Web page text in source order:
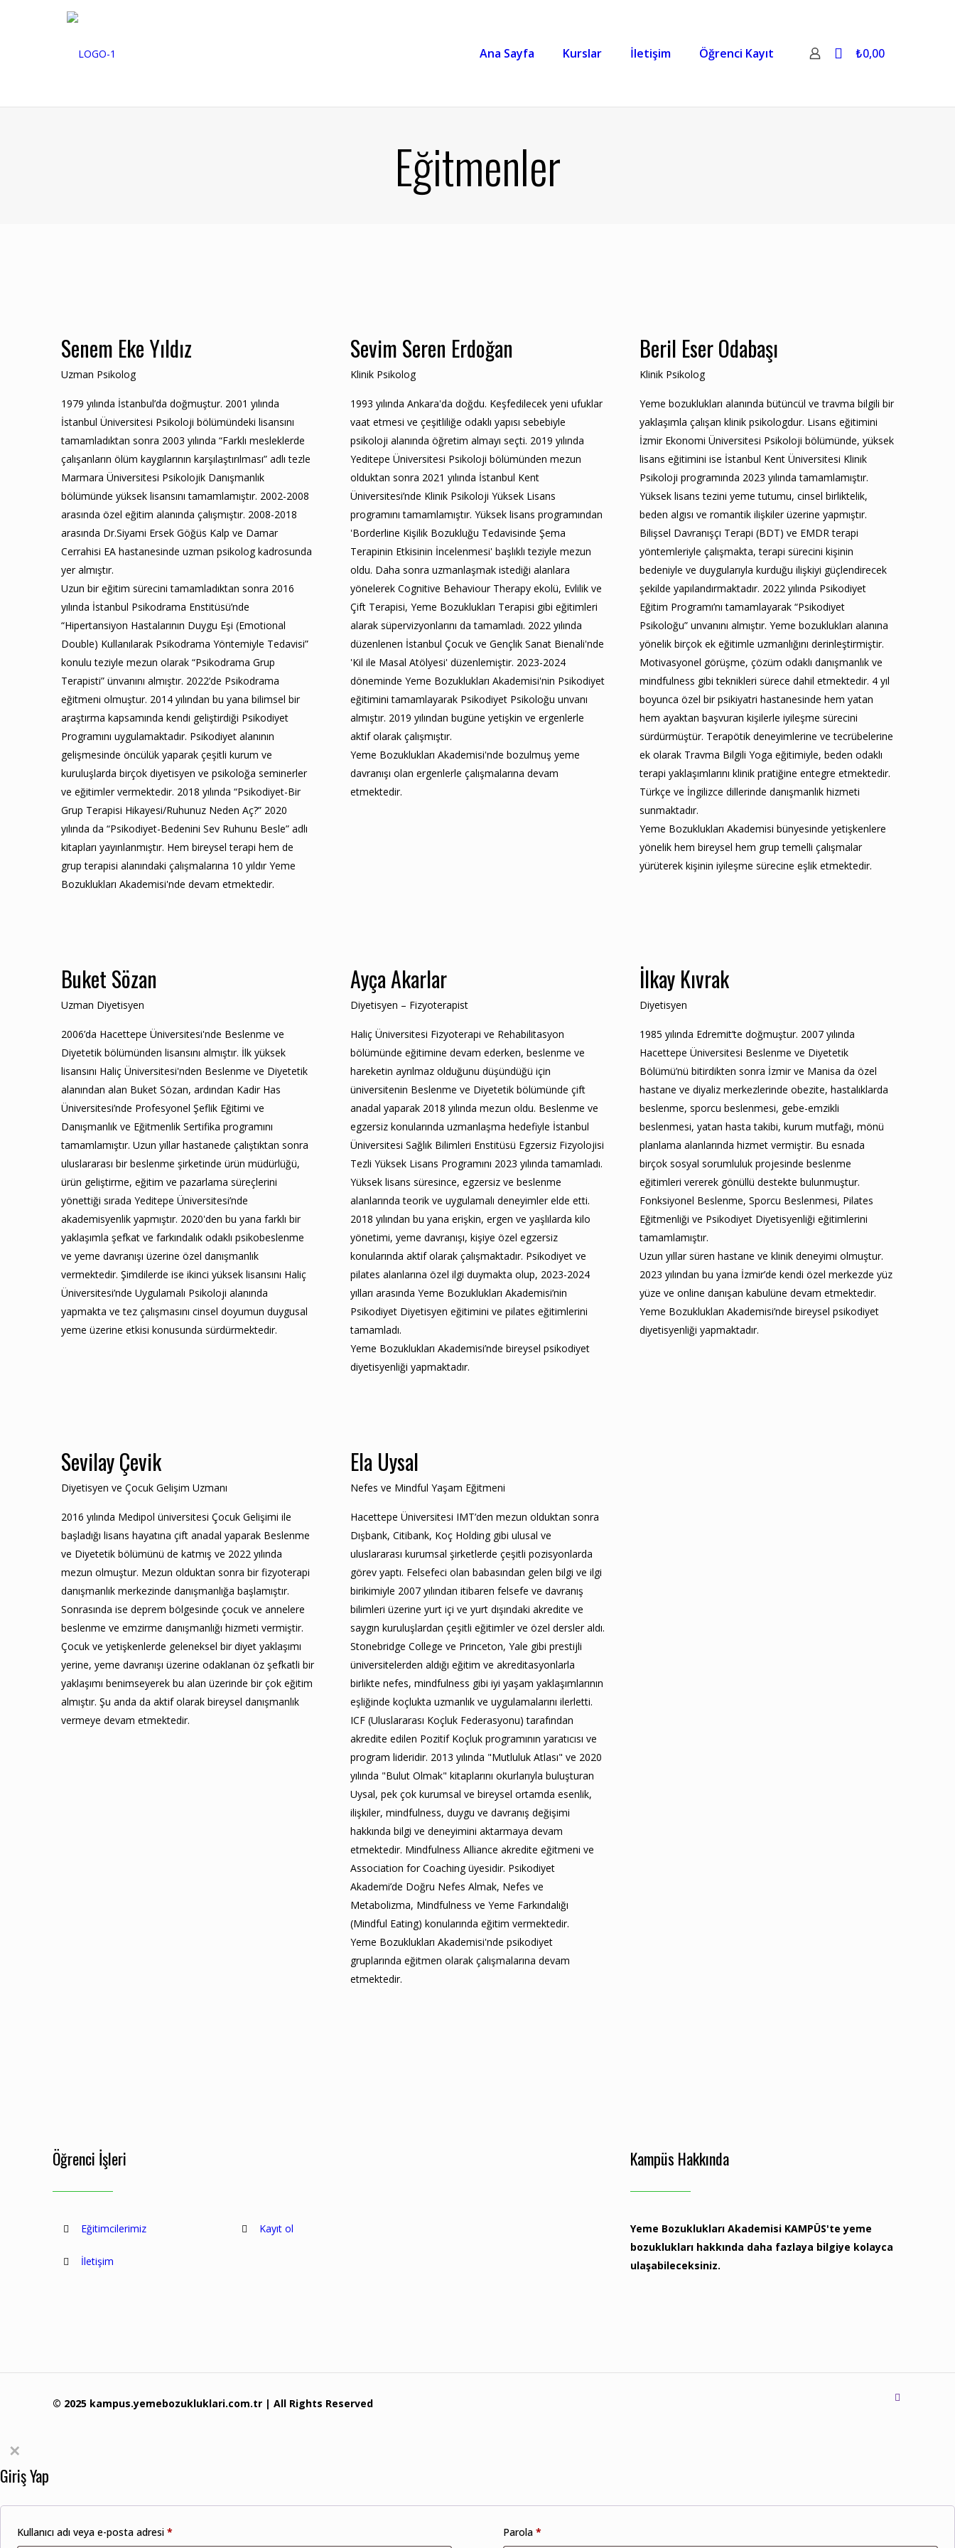
Ana Sayfa Kurslar İletişim Öğrenci Kayıt ₺0,00
Eğitmenler
Senem Eke Yıldız
Uzman Psikolog
1979 yılında İstanbul’da doğmuştur. 2001 yılında
İstanbul Üniversitesi Psikoloji bölümündeki lisansını
tamamladıktan sonra 2003 yılında “Farklı mesleklerde
çalışanların ölüm kaygılarının karşılaştırılması” adlı tezle
Marmara Üniversitesi Psikolojik Danışmanlık
bölümünde yüksek lisansını tamamlamıştır. 2002-2008
arasında özel eğitim alanında çalışmıştır. 2008-2018
arasında Dr.Siyami Ersek Göğüs Kalp ve Damar
Cerrahisi EA hastanesinde uzman psikolog kadrosunda
yer almıştır.
Uzun bir eğitim sürecini tamamladıktan sonra 2016
yılında İstanbul Psikodrama Enstitüsü’nde
“Hipertansiyon Hastalarının Duygu Eşi (Emotional
Double) Kullanılarak Psikodrama Yöntemiyle Tedavisi”
konulu teziyle mezun olarak “Psikodrama Grup
Terapisti” ünvanını almıştır. 2022’de Psikodrama
eğitmeni olmuştur. 2014 yılından bu yana bilimsel bir
araştırma kapsamında kendi geliştirdiği Psikodiyet
Programını uygulamaktadır. Psikodiyet alanının
gelişmesinde öncülük yaparak çeşitli kurum ve
kuruluşlarda birçok diyetisyen ve psikoloğa seminerler
ve eğitimler vermektedir. 2018 yılında “Psikodiyet-Bir
Grup Terapisi Hikayesi/Ruhunuz Neden Aç?” 2020
yılında da “Psikodiyet-Bedenini Sev Ruhunu Besle” adlı
kitapları yayınlanmıştır. Hem bireysel terapi hem de
grup terapisi alanındaki çalışmalarına 10 yıldır Yeme
Bozuklukları Akademisi'nde devam etmektedir.
Sevim Seren Erdoğan
Klinik Psikolog
1993 yılında Ankara'da doğdu. Keşfedilecek yeni ufuklar
vaat etmesi ve çeşitliliğe odaklı yapısı sebebiyle
psikoloji alanında öğretim almayı seçti. 2019 yılında
Yeditepe Üniversitesi Psikoloji bölümünden mezun
olduktan sonra 2021 yılında İstanbul Kent
Üniversitesi’nde Klinik Psikoloji Yüksek Lisans
programını tamamlamıştır. Yüksek lisans programından
'Borderline Kişilik Bozukluğu Tedavisinde Şema
Terapinin Etkisinin İncelenmesi' başlıklı teziyle mezun
oldu. Daha sonra uzmanlaşmak istediği alanlara
yönelerek Cognitive Behaviour Therapy ekolü, Evlilik ve
Çift Terapisi, Yeme Bozuklukları Terapisi gibi eğitimleri
alarak süpervizyonlarını da tamamladı. 2022 yılında
düzenlenen İstanbul Çocuk ve Gençlik Sanat Bienali'nde
'Kil ile Masal Atölyesi' düzenlemiştir. 2023-2024
döneminde Yeme Bozuklukları Akademisi'nin Psikodiyet
eğitimini tamamlayarak Psikodiyet Psikoloğu unvanı
almıştır. 2019 yılından bugüne yetişkin ve ergenlerle
aktif olarak çalışmıştır.
Yeme Bozuklukları Akademisi'nde bozulmuş yeme
davranışı olan ergenlerle çalışmalarına devam
etmektedir.
Beril Eser Odabaşı
Klinik Psikolog
Yeme bozuklukları alanında bütüncül ve travma bilgili bir
yaklaşımla çalışan klinik psikologdur. Lisans eğitimini
İzmir Ekonomi Üniversitesi Psikoloji bölümünde, yüksek
lisans eğitimini ise İstanbul Kent Üniversitesi Klinik
Psikoloji programında 2023 yılında tamamlamıştır.
Yüksek lisans tezini yeme tutumu, cinsel birliktelik,
beden algısı ve romantik ilişkiler üzerine yapmıştır.
Bilişsel Davranışçı Terapi (BDT) ve EMDR terapi
yöntemleriyle çalışmakta, terapi sürecini kişinin
bedeniyle ve duygularıyla kurduğu ilişkiyi güçlendirecek
şekilde yapılandırmaktadır. 2022 yılında Psikodiyet
Eğitim Programı’nı tamamlayarak “Psikodiyet
Psikoloğu” unvanını almıştır. Yeme bozuklukları alanına
yönelik birçok ek eğitimle uzmanlığını derinleştirmiştir.
Motivasyonel görüşme, çözüm odaklı danışmanlık ve
mindfulness gibi teknikleri sürece dahil etmektedir. 4 yıl
boyunca özel bir psikiyatri hastanesinde hem yatan
hem ayaktan başvuran kişilerle iyileşme sürecini
sürdürmüştür. Terapötik deneyimlerine ve tecrübelerine
ek olarak Travma Bilgili Yoga eğitimiyle, beden odaklı
terapi yaklaşımlarını klinik pratiğine entegre etmektedir.
Türkçe ve İngilizce dillerinde danışmanlık hizmeti
sunmaktadır.
Yeme Bozuklukları Akademisi bünyesinde yetişkenlere
yönelik hem bireysel hem grup temelli çalışmalar
yürüterek kişinin iyileşme sürecine eşlik etmektedir.
Buket Sözan
Uzman Diyetisyen
2006’da Hacettepe Üniversitesi'nde Beslenme ve
Diyetetik bölümünden lisansını almıştır. İlk yüksek
lisansını Haliç Üniversitesi'nden Beslenme ve Diyetetik
alanından alan Buket Sözan, ardından Kadir Has
Üniversitesi’nde Profesyonel Şeflik Eğitimi ve
Danışmanlık ve Eğitmenlik Sertifika programını
tamamlamıştır. Uzun yıllar hastanede çalıştıktan sonra
uluslararası bir beslenme şirketinde ürün müdürlüğü,
ürün geliştirme, eğitim ve pazarlama süreçlerini
yönettiği sırada Yeditepe Üniversitesi’nde
akademisyenlik yapmıştır. 2020'den bu yana farklı bir
yaklaşımla şefkat ve farkındalık odaklı psikobeslenme
ve yeme davranışı üzerine özel danışmanlık
vermektedir. Şimdilerde ise ikinci yüksek lisansını Haliç
Üniversitesi’nde Uygulamalı Psikoloji alanında
yapmakta ve tez çalışmasını cinsel doyumun duygusal
yeme üzerine etkisi konusunda sürdürmektedir.
Ayça Akarlar
Diyetisyen – Fizyoterapist
Haliç Üniversitesi Fizyoterapi ve Rehabilitasyon
bölümünde eğitimine devam ederken, beslenme ve
hareketin ayrılmaz olduğunu düşündüğü için
üniversitenin Beslenme ve Diyetetik bölümünde çift
anadal yaparak 2018 yılında mezun oldu. Beslenme ve
egzersiz konularında uzmanlaşma hedefiyle İstanbul
Üniversitesi Sağlık Bilimleri Enstitüsü Egzersiz Fizyolojisi
Tezli Yüksek Lisans Programını 2023 yılında tamamladı.
Yüksek lisans süresince, egzersiz ve beslenme
alanlarında teorik ve uygulamalı deneyimler elde etti.
2018 yılından bu yana erişkin, ergen ve yaşlılarda kilo
yönetimi, yeme davranışı, kişiye özel egzersiz
konularında aktif olarak çalışmaktadır. Psikodiyet ve
pilates alanlarına özel ilgi duymakta olup, 2023-2024
yılları arasında Yeme Bozuklukları Akademisi’nin
Psikodiyet Diyetisyen eğitimini ve pilates eğitimlerini
tamamladı.
Yeme Bozuklukları Akademisi’nde bireysel psikodiyet
diyetisyenliği yapmaktadır.
İlkay Kıvrak
Diyetisyen
1985 yılında Edremit’te doğmuştur. 2007 yılında
Hacettepe Üniversitesi Beslenme ve Diyetetik
Bölümü’nü bitirdikten sonra İzmir ve Manisa da özel
hastane ve diyaliz merkezlerinde obezite, hastalıklarda
beslenme, sporcu beslenmesi, gebe-emzikli
beslenmesi, yatan hasta takibi, kurum mutfağı, mönü
planlama alanlarında hizmet vermiştir. Bu esnada
birçok sosyal sorumluluk projesinde beslenme
eğitimleri vererek gönüllü destekte bulunmuştur.
Fonksiyonel Beslenme, Sporcu Beslenmesi, Pilates
Eğitmenliği ve Psikodiyet Diyetisyenliği eğitimlerini
tamamlamıştır.
Uzun yıllar süren hastane ve klinik deneyimi olmuştur.
2023 yılından bu yana İzmir’de kendi özel merkezde yüz
yüze ve online danışan kabulüne devam etmektedir.
Yeme Bozuklukları Akademisi’nde bireysel psikodiyet
diyetisyenliği yapmaktadır.
Sevilay Çevik
Diyetisyen ve Çocuk Gelişim Uzmanı
2016 yılında Medipol üniversitesi Çocuk Gelişimi ile
başladığı lisans hayatına çift anadal yaparak Beslenme
ve Diyetetik bölümünü de katmış ve 2022 yılında
mezun olmuştur. Mezun olduktan sonra bir fizyoterapi
danışmanlık merkezinde danışmanlığa başlamıştır.
Sonrasında ise deprem bölgesinde çocuk ve annelere
beslenme ve emzirme danışmanlığı hizmeti vermiştir.
Çocuk ve yetişkenlerde geleneksel bir diyet yaklaşımı
yerine, yeme davranışı üzerine odaklanan öz şefkatli bir
yaklaşımı benimseyerek bu alan üzerinde bir çok eğitim
almıştır. Şu anda da aktif olarak bireysel danışmanlık
vermeye devam etmektedir.
Ela Uysal
Nefes ve Mindful Yaşam Eğitmeni
Hacettepe Üniversitesi IMT’den mezun olduktan sonra
Dışbank, Citibank, Koç Holding gibi ulusal ve
uluslararası kurumsal şirketlerde çeşitli pozisyonlarda
görev yaptı. Felsefeci olan babasından gelen bilgi ve ilgi
birikimiyle 2007 yılından itibaren felsefe ve davranış
bilimleri üzerine yurt içi ve yurt dışındaki akredite ve
saygın kuruluşlardan çeşitli eğitimler ve özel dersler aldı.
Stonebridge College ve Princeton, Yale gibi prestijli
üniversitelerden aldığı eğitim ve akreditasyonlarla
birlikte nefes, mindfulness gibi iyi yaşam yaklaşımlarının
eşliğinde koçlukta uzmanlık ve uygulamalarını ilerletti.
ICF (Uluslararası Koçluk Federasyonu) tarafından
akredite edilen Pozitif Koçluk programının yaratıcısı ve
program lideridir. 2013 yılında "Mutluluk Atlası" ve 2020
yılında "Bulut Olmak" kitaplarını okurlarıyla buluşturan
Uysal, pek çok kurumsal ve bireysel ortamda esenlik,
ilişkiler, mindfulness, duygu ve davranış değişimi
hakkında bilgi ve deneyimini aktarmaya devam
etmektedir. Mindfulness Alliance akredite eğitmeni ve
Association for Coaching üyesidir. Psikodiyet
Akademi’de Doğru Nefes Almak, Nefes ve
Metabolizma, Mindfulness ve Yeme Farkındalığı
(Mindful Eating) konularında eğitim vermektedir.
Yeme Bozuklukları Akademisi'nde psikodiyet
gruplarında eğitmen olarak çalışmalarına devam
etmektedir.
Öğrenci İşleri
Eğitimcilerimiz
İletişim
Kayıt ol
Kampüs Hakkında
Yeme Bozuklukları Akademisi KAMPÜS'te yeme
bozuklukları hakkında daha fazlaya bilgiye kolayca
ulaşabileceksiniz.
© 2025 kampus.yemebozukluklari.com.tr | All Rights Reserved
✕
Giriş Yap
Kullanıcı adı veya e-posta adresi * Parola*